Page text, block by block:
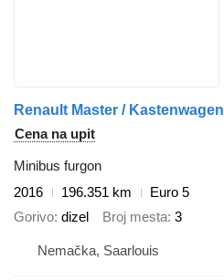
Renault Master / Kastenwagen
Cena na upit
Minibus furgon
2016
196.351 km
Euro 5
Gorivo dizel Broj mesta 3
Nemačka, Saarlouis